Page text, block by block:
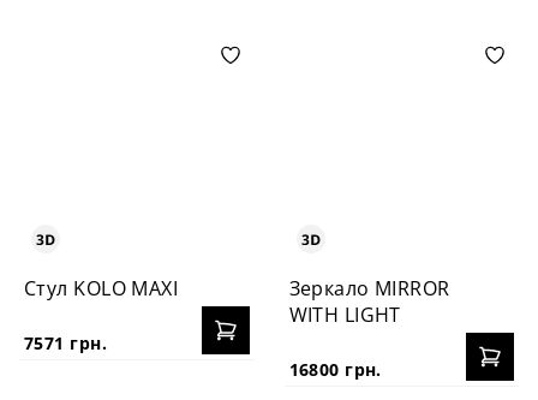
Стул KOLO MAXI
7571 грн.
Зеркало MIRROR
WITH LIGHT
16800 грн.